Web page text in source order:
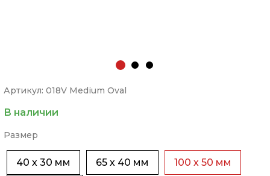
Артикул: 018V Medium Oval
В наличии
Размер
40 х 30 мм 65 х 40 мм 100 х 50 мм